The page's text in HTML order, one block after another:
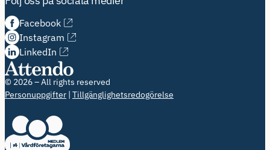
Facebook
Instagram
LinkedIn
© 2026 – All rights reserved
Personuppgifter Tillgänglighetsredogörelse